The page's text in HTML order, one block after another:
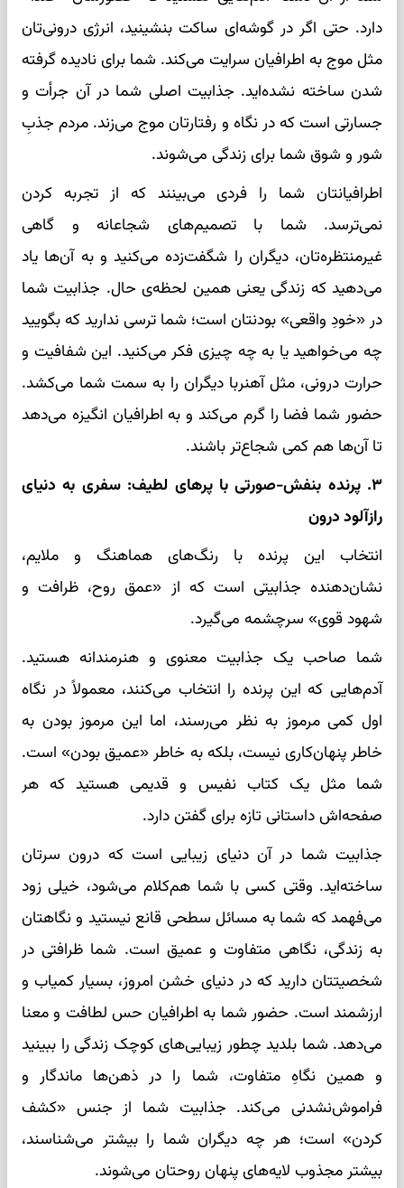
دارد. حتی اگر در گوشه‌ای ساکت بنشینید، انرژی درونی‌تان
مثل موج به اطرافیان سرایت می‌کند. شما برای نادیده گرفته
شدن ساخته نشده‌اید. جذابیت اصلی شما در آن جرأت و
جسارتی است که در نگاه و رفتارتان موج می‌زند. مردم جذبِ
شور و شوق شما برای زندگی می‌شوند.
اطرافیانتان شما را فردی می‌بینند که از تجربه کردن
نمی‌ترسد. شما با تصمیم‌های شجاعانه و گاهی
غیرمنتظره‌تان، دیگران را شگفت‌زده می‌کنید و به آن‌ها یاد
می‌دهید که زندگی یعنی همین لحظه‌ی حال. جذابیت شما
در «خودِ واقعی» بودنتان است؛ شما ترسی ندارید که بگویید
چه می‌خواهید یا به چه چیزی فکر می‌کنید. این شفافیت و
حرارت درونی، مثل آهنربا دیگران را به سمت شما می‌کشد.
حضور شما فضا را گرم می‌کند و به اطرافیان انگیزه می‌دهد
تا آن‌ها هم کمی شجاع‌تر باشند.
۳. پرنده‌ بنفش-صورتی با پرهای لطیف: سفری به دنیای
رازآلود درون
انتخاب این پرنده با رنگ‌های هماهنگ و ملایم،
نشان‌دهنده جذابیتی است که از «عمق روح، ظرافت و
شهود قوی» سرچشمه می‌گیرد.
شما صاحب یک جذابیت معنوی و هنرمندانه هستید.
آدم‌هایی که این پرنده را انتخاب می‌کنند، معمولاً در نگاه
اول کمی مرموز به نظر می‌رسند، اما این مرموز بودن به
خاطر پنهان‌کاری نیست، بلکه به خاطر «عمیق بودن» است.
شما مثل یک کتاب نفیس و قدیمی هستید که هر
صفحه‌اش داستانی تازه برای گفتن دارد.
جذابیت شما در آن دنیای زیبایی است که درون سرتان
ساخته‌اید. وقتی کسی با شما هم‌کلام می‌شود، خیلی زود
می‌فهمد که شما به مسائل سطحی قانع نیستید و نگاهتان
به زندگی، نگاهی متفاوت و عمیق است. شما ظرافتی در
شخصیتتان دارید که در دنیای خشن امروز، بسیار کمیاب و
ارزشمند است. حضور شما به اطرافیان حس لطافت و معنا
می‌دهد. شما بلدید چطور زیبایی‌های کوچک زندگی را ببینید
و همین نگاهِ متفاوت، شما را در ذهن‌ها ماندگار و
فراموش‌نشدنی می‌کند. جذابیت شما از جنس «کشف
کردن» است؛ هر چه دیگران شما را بیشتر می‌شناسند،
بیشتر مجذوب لایه‌های پنهان روحتان می‌شوند.